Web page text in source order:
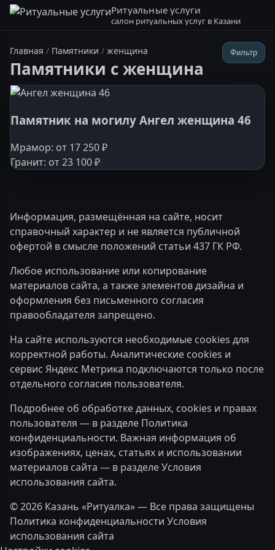
Ритуальные услуги
салон ритуальных услуг в Казани
Фильтр
Главная / Памятники / женщина
Памятники с женщина
Памятник на могилу Ангел женщина 46
Мрамор: от 17 250 ₽
Гранит: от 23 100 ₽
Информация, размещённая на сайте, носит
справочный характер и не является публичной
офертой в смысле положений статьи 437 ГК РФ.
Любое использование или копирование
материалов сайта, а также элементов дизайна и
оформления без письменного согласия
правообладателя запрещено.
На сайте используются необходимые cookies для
корректной работы. Аналитические cookies и
сервис Яндекс Метрика подключаются только после
отдельного согласия пользователя.
Подробнее об обработке данных, cookies и правах
пользователя — в разделе Политика
конфиденциальности. Важная информация об
изображениях, ценах, статьях и использовании
материалов сайта — в разделеУсловия
использования сайта.
© 2026 Казань «Ритуалка» — Все права защищены
Политика конфиденциальности Условия
использования сайта